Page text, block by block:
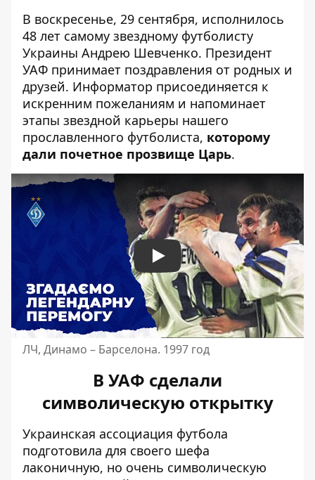
В воскресенье, 29 сентября, исполнилось
48 лет самому звездному футболисту
Украины Андрею Шевченко. Президент
УАФ принимает поздравления от родных и
друзей. Информатор присоединяется к
искренним пожеланиям и напоминает
этапы звездной карьеры нашего
прославленного футболиста, которому
дали почетное прозвище Царь.
Play
ЛЧ, Динамо – Барселона. 1997 год
В УАФ сделали
символическую открытку
Украинская ассоциация футбола
подготовила для своего шефа
лаконичную, но очень символическую